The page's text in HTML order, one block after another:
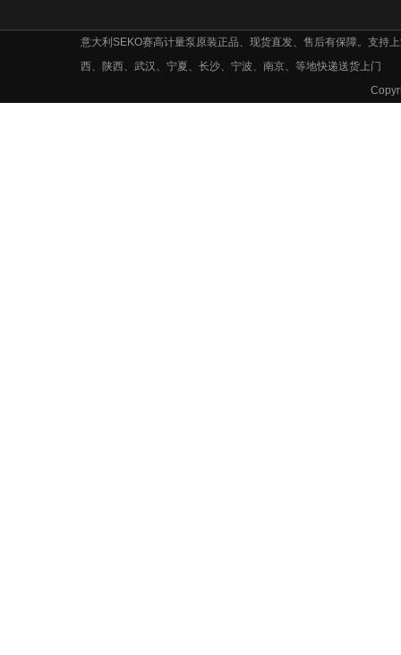
意大利SEKO赛高计量泵原装正品、现货直发、售后有保障。支持
西、陕西、武汉、宁夏、长沙、宁波、南京、等地快递送货上门